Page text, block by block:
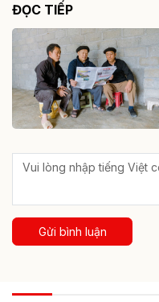
ĐỌC TIẾP
Gửi bình luận